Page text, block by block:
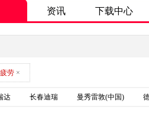
资讯 下载中心
劳 ×
达 长春迪瑞 曼秀雷敦(中国)